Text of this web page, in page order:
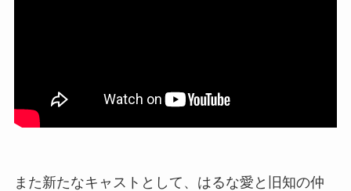
また新たなキャストとして、はるな愛と旧知の仲